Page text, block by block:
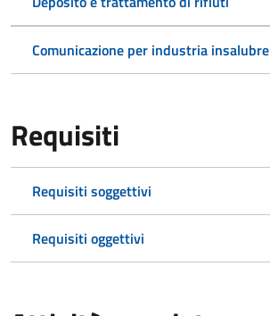
Comunicazione per industria insalubre
Requisiti
Requisiti soggettivi
Requisiti oggettivi